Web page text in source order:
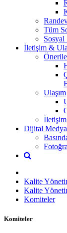
Tüm
İletişim &
Ulaşım
Dijital Medya
Kalite
Kalite
Komiteler
Komiteler